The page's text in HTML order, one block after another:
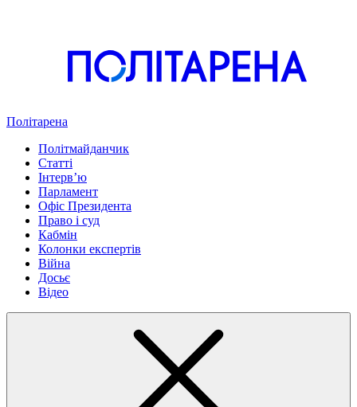
Політарена
Політмайданчик
Статті
Інтервʼю
Парламент
Офіс Президента
Право і суд
Кабмін
Колонки експертів
Війна
Досьє
Відео